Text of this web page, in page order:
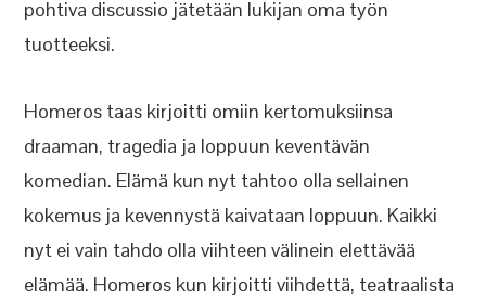
pohtiva discussio jätetään lukijan oma työn
tuotteeksi.
Homeros taas kirjoitti omiin kertomuksiinsa
draaman, tragedia ja loppuun keventävän
komedian. Elämä kun nyt tahtoo olla sellainen
kokemus ja kevennystä kaivataan loppuun. Kaikki
nyt ei vain tahdo olla viihteen välinein elettävää
elämää. Homeros kun kirjoitti viihdettä, teatraalista